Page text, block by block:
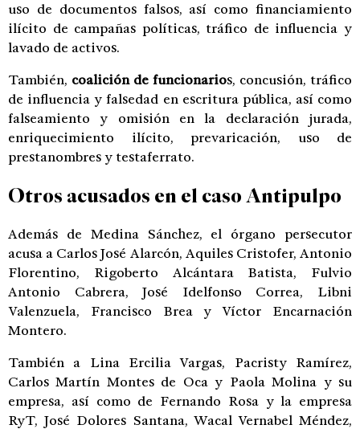
uso de documentos falsos, así como financiamiento
ilícito de campañas políticas, tráfico de influencia y
lavado de activos.
También, coalición de funcionarios, concusión, tráfico
de influencia y falsedad en escritura pública, así como
falseamiento y omisión en la declaración jurada,
enriquecimiento ilícito, prevaricación, uso de
prestanombres y testaferrato.
Otros acusados en el caso Antipulpo
Además de Medina Sánchez, el órgano persecutor
acusa a Carlos José Alarcón, Aquiles Cristofer, Antonio
Florentino, Rigoberto Alcántara Batista, Fulvio
Antonio Cabrera, José Idelfonso Correa, Libni
Valenzuela, Francisco Brea y Víctor Encarnación
Montero.
También a Lina Ercilia Vargas, Pacristy Ramírez,
Carlos Martín Montes de Oca y Paola Molina y su
empresa, así como de Fernando Rosa y la empresa
RyT, José Dolores Santana, Wacal Vernabel Méndez,